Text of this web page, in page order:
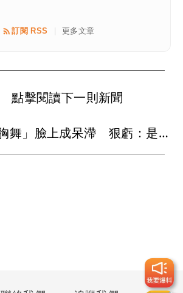
訂閱 RSS 更多文章
點擊閱讀下一則新聞
胡瓜挑戰「震胸舞」臉上成呆滯 狠虧：是在震肚子？」